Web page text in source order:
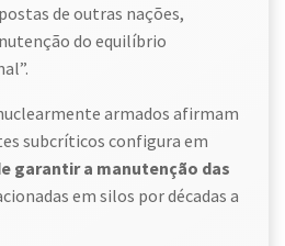
de outras nações,
do equilíbrio
armados afirmam
subcríticos configura em
garantir a manutenção das
em silos por décadas a